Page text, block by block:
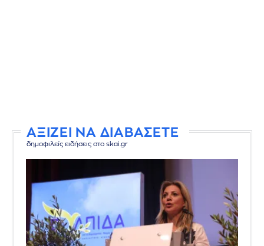
ΑΞΙΖΕΙ ΝΑ ΔΙΑΒΑΣΕΤΕ
δημοφιλείς ειδήσεις στο skai.gr